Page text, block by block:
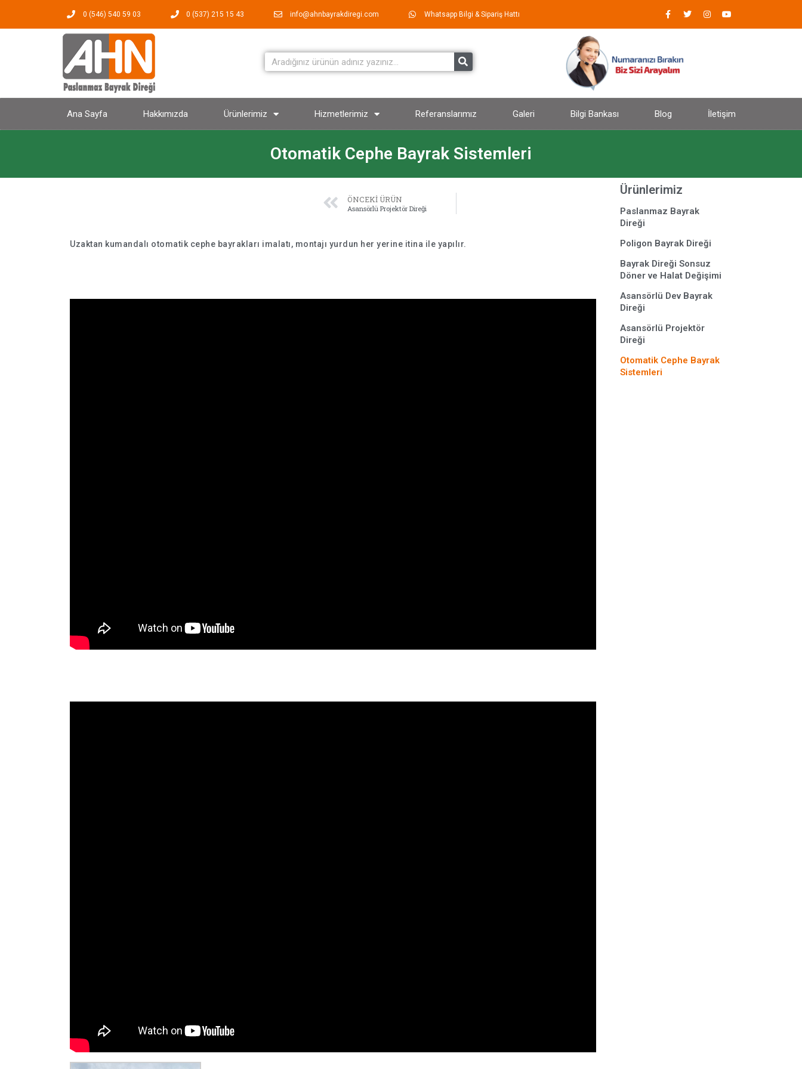
0 (546) 540 59 03 0 (537) 215 15 43 info@ahnbayrakdiregi.com Whatsapp Bilgi & Sipariş Hattı
Ana Sayfa Hakkımızda Ürünlerimiz Hizmetlerimiz Referanslarımız Galeri Bilgi Bankası Blog İletişim
Otomatik Cephe Bayrak Sistemleri
ÖNCEKI ÜRÜN
Asansörlü Projektör Direği
Uzaktan kumandalı otomatik cephe bayrakları imalatı, montajı yurdun her yerine itina ile yapılır.
Ürünlerimiz
Paslanmaz Bayrak
Direği
Poligon Bayrak Direği
Bayrak Direği Sonsuz
Döner ve Halat Değişimi
Asansörlü Dev Bayrak
Direği
Asansörlü Projektör
Direği
Otomatik Cephe Bayrak
Sistemleri